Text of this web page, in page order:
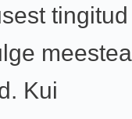
tingitud
Kui